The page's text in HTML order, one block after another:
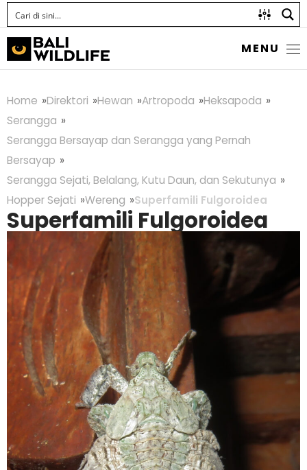
MENU
Home Direktori Hewan Artropoda
Heksapoda
Serangga
Serangga Bersayap dan Serangga yang Pernah
Bersayap
Serangga Sejati, Belalang, Kutu Daun, dan Sekutunya
Hopper Sejati
Wereng Superfamili Fulgoroidea
Superfamili Fulgoroidea